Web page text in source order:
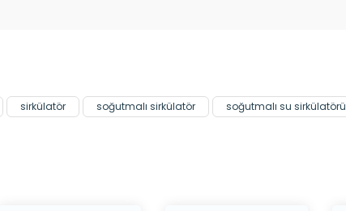
sirkülatör soğutmalı sirkülatör soğutmalı su sirkülatörü